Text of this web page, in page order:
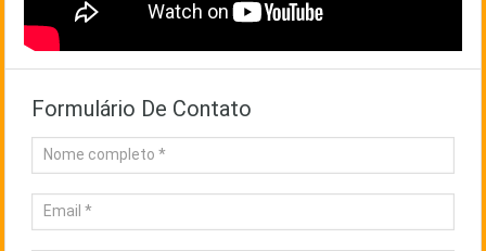
Formulário De Contato